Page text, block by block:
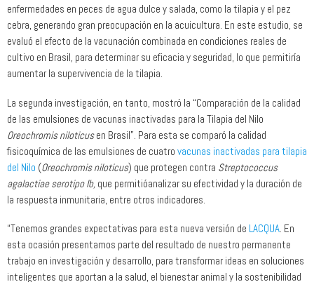
enfermedades en peces de agua dulce y salada, como la tilapia y el pez
cebra, generando gran preocupación en la acuicultura. En este estudio, se
evaluó el efecto de la vacunación combinada en condiciones reales de
cultivo en Brasil, para determinar su eficacia y seguridad, lo que permitiría
aumentar la supervivencia de la tilapia.
La segunda investigación, en tanto, mostró la “Comparación de la calidad
de las emulsiones de vacunas inactivadas para la Tilapia del Nilo
Oreochromis niloticusen Brasil”. Para esta se comparó la calidad
fisicoquímica de las emulsiones de cuatro vacunas inactivadas para tilapia
del Nilo (Oreochromis niloticus) que protegen contra Streptococcus
agalactiae serotipo Ib, que permitióanalizar su efectividad y la duración de
la respuesta inmunitaria, entre otros indicadores.
“Tenemos grandes expectativas para esta nueva versión de LACQUA. En
esta ocasión presentamos parte del resultado de nuestro permanente
trabajo en investigación y desarrollo, para transformar ideas en soluciones
inteligentes que aportan a la salud, el bienestar animal y la sostenibilidad